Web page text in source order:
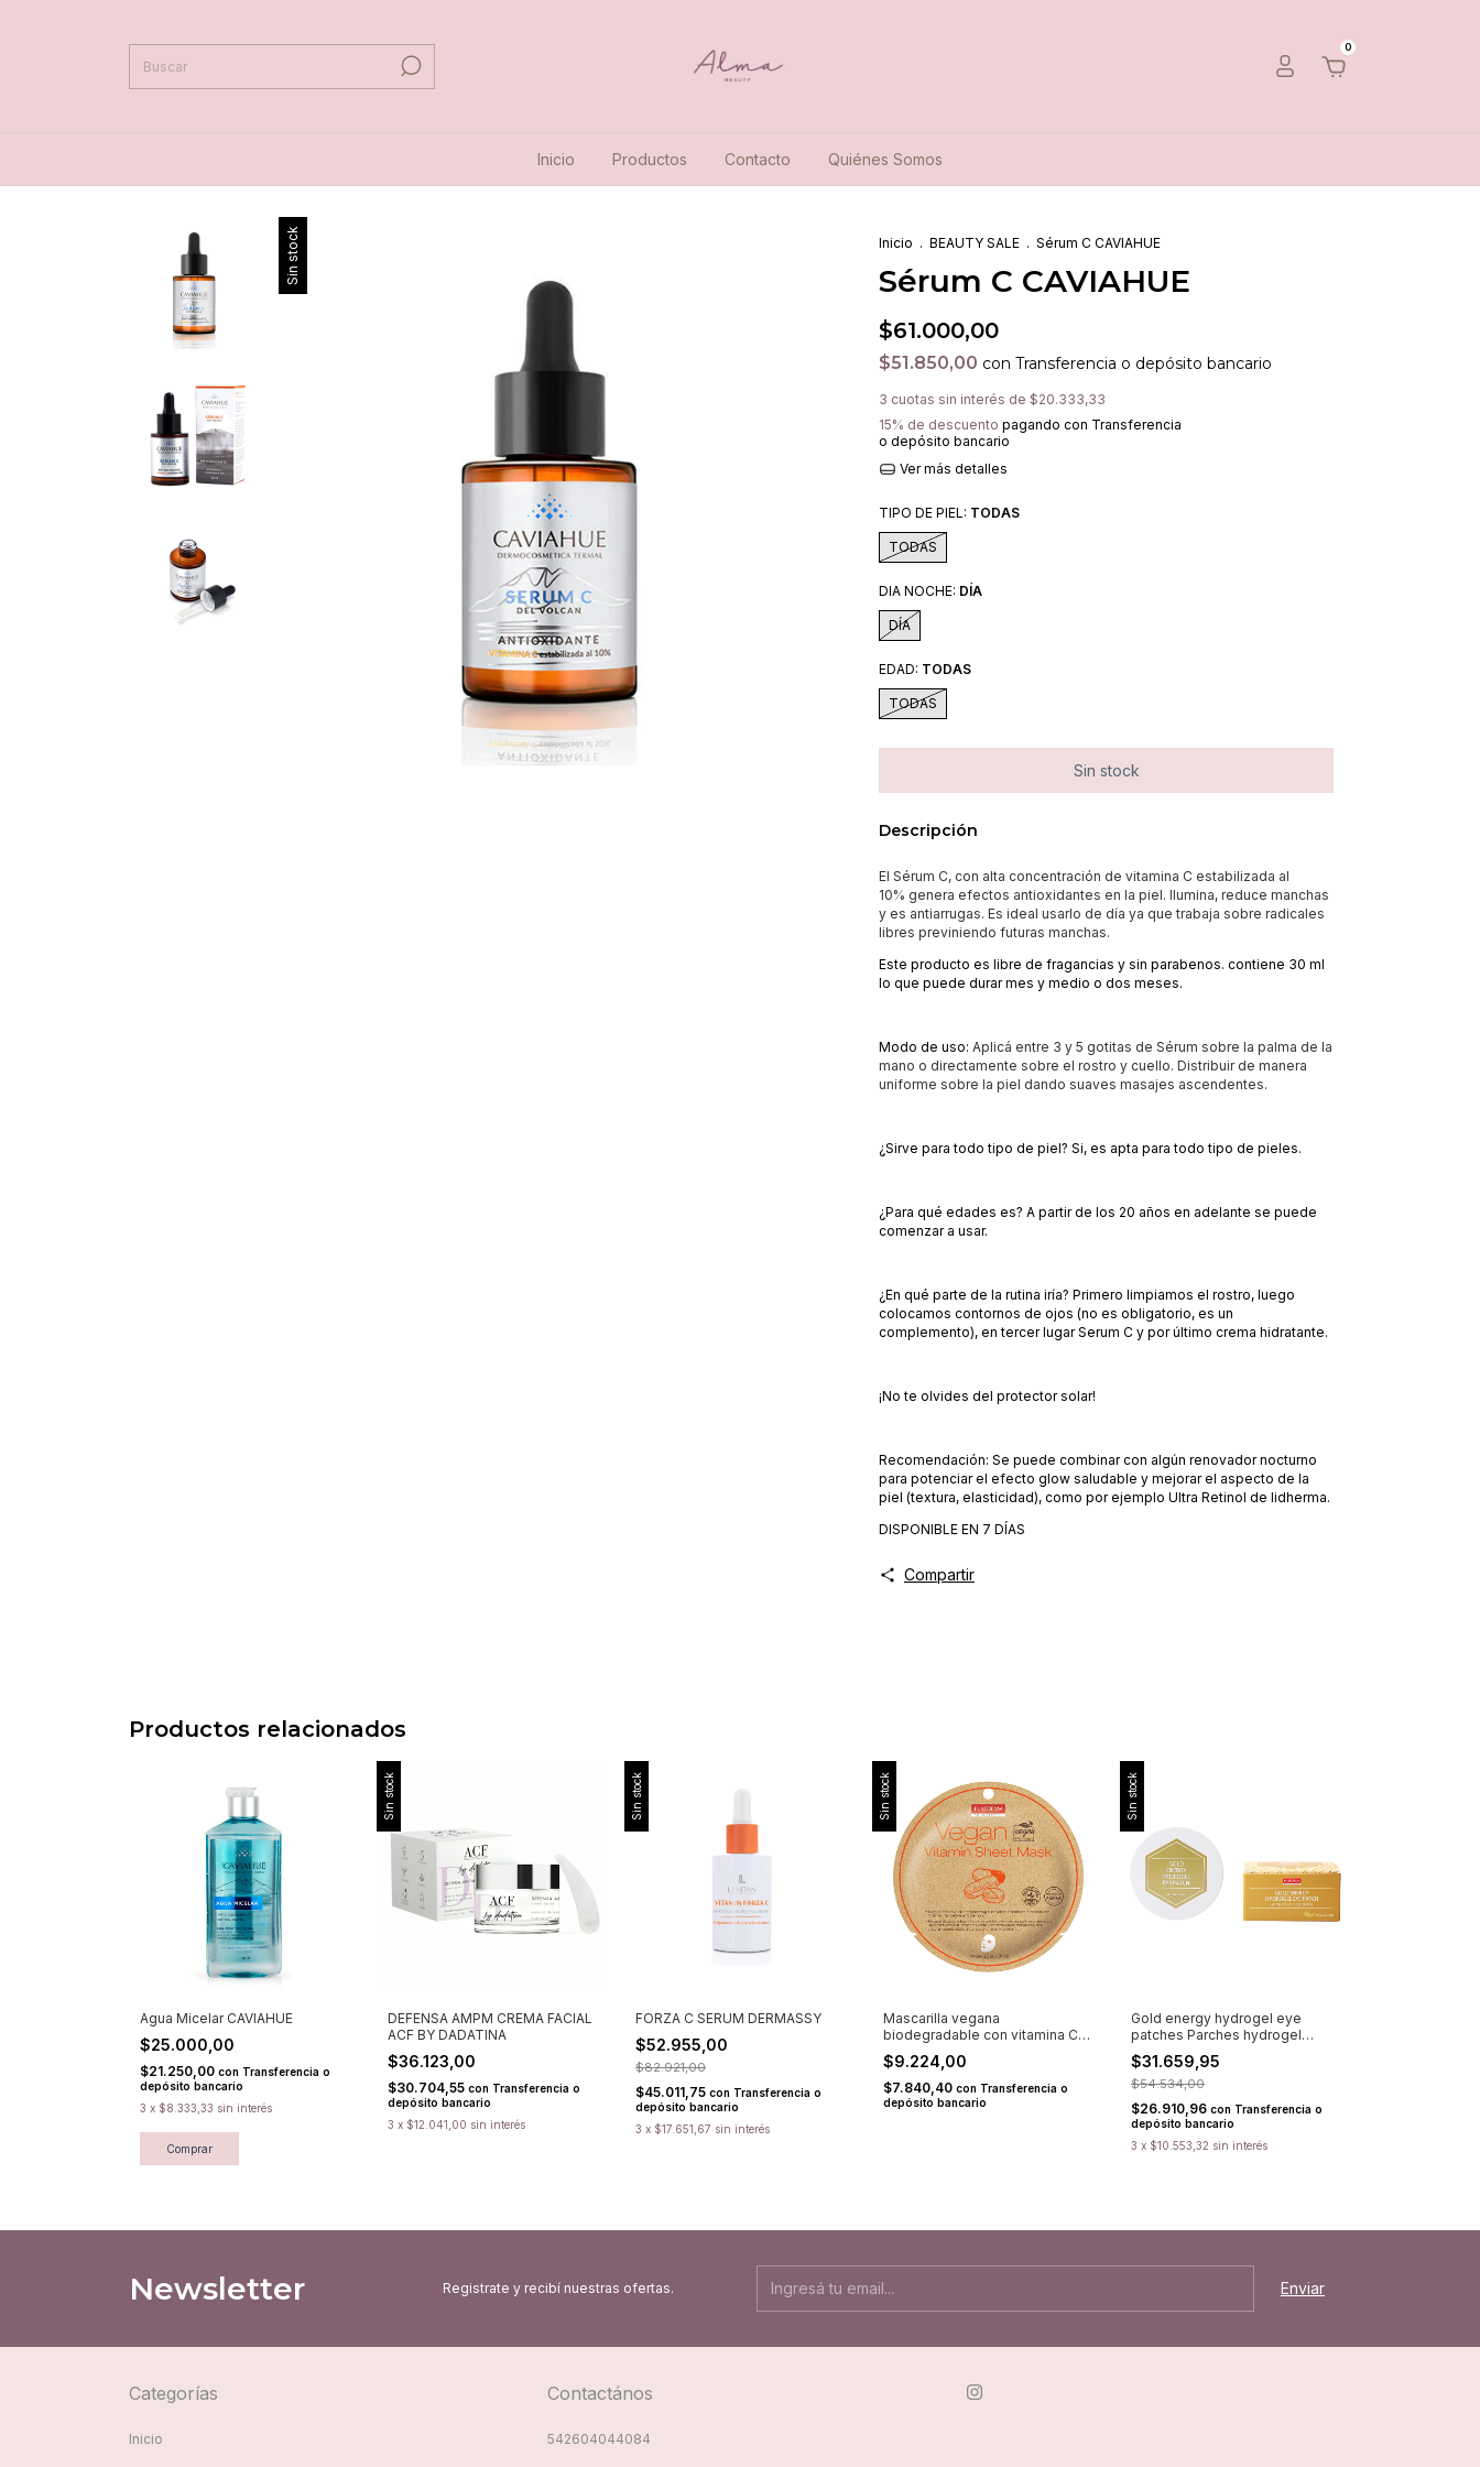
0
Inicio Productos Contacto Quiénes Somos
Sin stock Inicio . BEAUTY SALE . Sérum C CAVIAHUE
Sérum C CAVIAHUE
$61.000,00
$51.850,00 con Transferencia o depósito bancario
3 cuotas sin interés de $20.333,33
15% de descuento pagando con Transferencia
o depósito bancario
Ver más detalles
TIPO DE PIEL: TODAS
TODAS
DIA NOCHE: DÍA
DÍA
EDAD: TODAS
TODAS
Descripción
El Sérum C, con alta concentración de vitamina C estabilizada al
10% genera efectos antioxidantes en la piel. Ilumina, reduce manchas
y es antiarrugas. Es ideal usarlo de día ya que trabaja sobre radicales
libres previniendo futuras manchas.
Este producto es libre de fragancias y sin parabenos. contiene 30 ml
lo que puede durar mes y medio o dos meses.
Modo de uso: Aplicá entre 3 y 5 gotitas de Sérum sobre la palma de la
mano o directamente sobre el rostro y cuello. Distribuir de manera
uniforme sobre la piel dando suaves masajes ascendentes.
¿Sirve para todo tipo de piel? Si, es apta para todo tipo de pieles.
¿Para qué edades es? A partir de los 20 años en adelante se puede
comenzar a usar.
¿En qué parte de la rutina iría? Primero limpiamos el rostro, luego
colocamos contornos de ojos (no es obligatorio, es un
complemento), en tercer lugar Serum C y por último crema hidratante.
¡No te olvides del protector solar!
Recomendación: Se puede combinar con algún renovador nocturno
para potenciar el efecto glow saludable y mejorar el aspecto de la
piel (textura, elasticidad), como por ejemplo Ultra Retinol de lidherma.
DISPONIBLE EN 7 DÍAS
Compartir
Productos relacionados
Agua Micelar CAVIAHUE
$25.000,00
$21.250,00 con Transferencia o
depósito bancario
3 x $8.333,33 sin interés
Comprar
Sin stock
DEFENSA AMPM CREMA FACIAL
ACF BY DADATINA
$36.123,00
$30.704,55 con Transferencia o
depósito bancario
3 x $12.041,00 sin interés
Sin stock
FORZA C SERUM DERMASSY
$52.955,00
$82.921,00
$45.011,75 con Transferencia o
depósito bancario
3 x $17.651,67 sin interés
Sin stock
Mascarilla vegana
biodegradable con vitamina C
PUREDERM
$9.224,00
$7.840,40 con Transferencia o
depósito bancario
Sin stock
Gold energy hydrogel eye
patches Parches hydrogel
firmeza PUREDERM
$31.659,95
$54.534,00
$26.910,96 con Transferencia o
depósito bancario
3 x $10.553,32 sin interés
Newsletter Registrate y recibí nuestras ofertas.
Categorías
Inicio
Contactános
542604044084